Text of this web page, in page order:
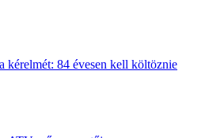
kérelmét: 84 évesen kell költöznie